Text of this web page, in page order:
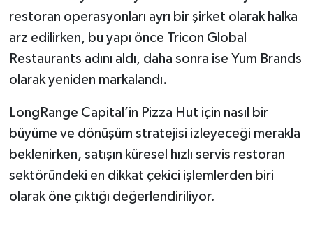
restoran operasyonları ayrı bir şirket olarak halka
arz edilirken, bu yapı önce Tricon Global
Restaurants adını aldı, daha sonra ise Yum Brands
olarak yeniden markalandı.
LongRange Capital’in Pizza Hut için nasıl bir
büyüme ve dönüşüm stratejisi izleyeceği merakla
beklenirken, satışın küresel hızlı servis restoran
sektöründeki en dikkat çekici işlemlerden biri
olarak öne çıktığı değerlendiriliyor.